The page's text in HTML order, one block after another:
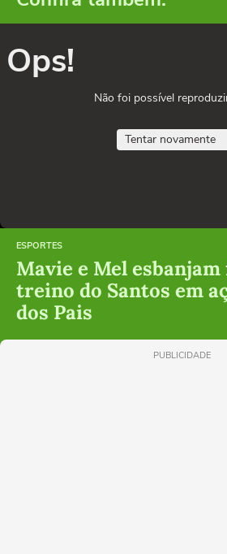
Ops!
Não foi possível
Tentar novamente
ESPORTES
Mavie e Mel
treino do Santos em
dos Pais
PUBLICIDADE